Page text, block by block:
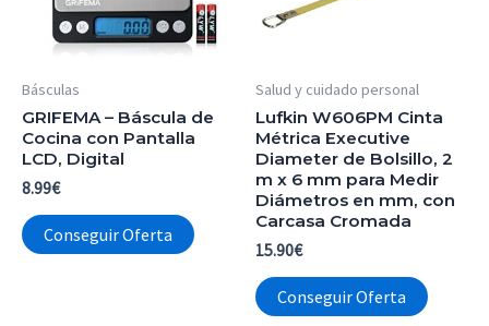
Básculas
GRIFEMA – Báscula de
Cocina con Pantalla
LCD, Digital
8.99€
Conseguir Oferta
Salud y cuidado personal
Lufkin W606PM Cinta
Métrica Executive
Diameter de Bolsillo, 2
m x 6 mm para Medir
Diámetros en mm, con
Carcasa Cromada
15.90€
Conseguir Oferta